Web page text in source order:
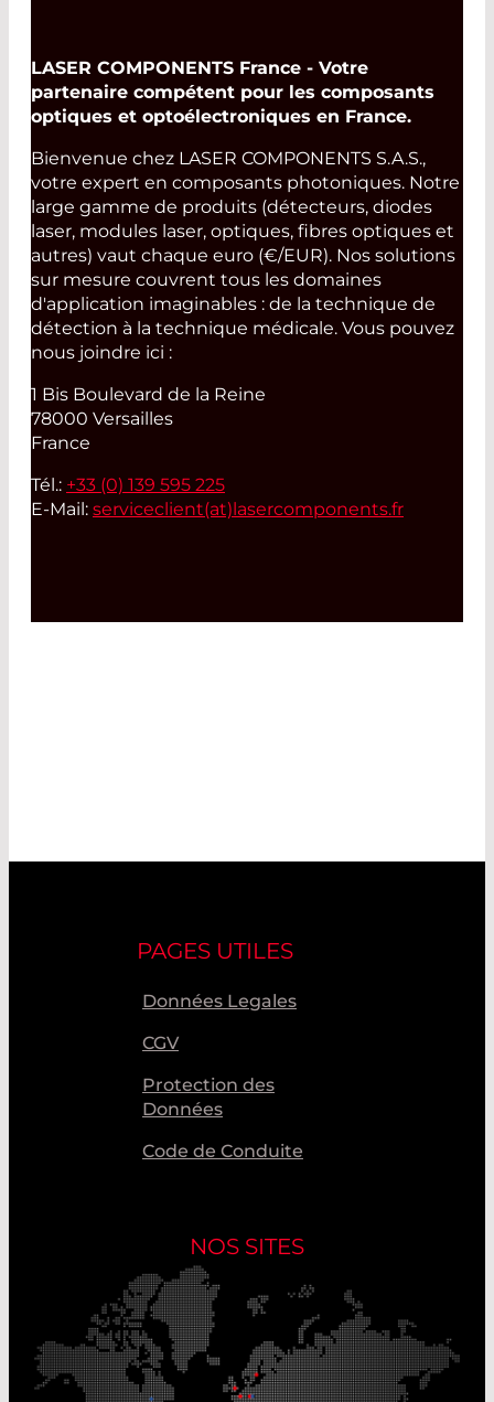
LASER COMPONENTS France - Votre
partenaire compétent pour les composants
optiques et optoélectroniques en France.
Bienvenue chez LASER COMPONENTS S.A.S.,
votre expert en composants photoniques. Notre
large gamme de produits (détecteurs, diodes
laser, modules laser, optiques, fibres optiques et
autres) vaut chaque euro (€/EUR). Nos solutions
sur mesure couvrent tous les domaines
d'application imaginables : de la technique de
détection à la technique médicale. Vous pouvez
nous joindre ici :
1 Bis Boulevard de la Reine
78000 Versailles
France
Tél.: +33 (0) 139 595 225
E-Mail: serviceclient(at)lasercomponents.fr
PAGES UTILES
Données Legales
CGV
Protection des
Données
Code de Conduite
NOS SITES